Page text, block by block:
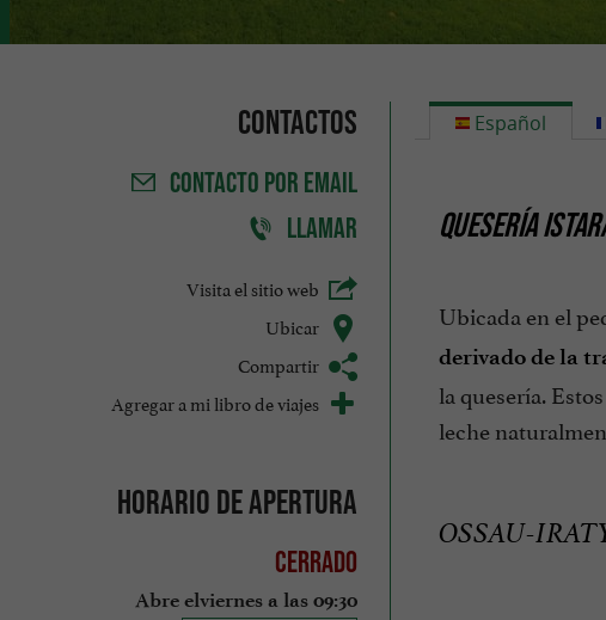
Contactos
CONTACTO POR EMAIL
LLAMAR
Visita el sitio web
Ubicar
Compartir
Agregar a mi libro de viajes
Horario de apertura
Cerrado
Abre elviernes a las 09:30
Español
QUESERÍA
Ubicada en el
derivado de la
la quesería.
leche
OSSAU-